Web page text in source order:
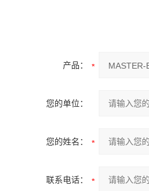
产品：
您的单位：
您的姓名：
联系电话：